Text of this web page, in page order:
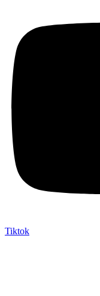
Tiktok